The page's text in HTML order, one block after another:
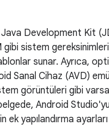
Development Kit
gibi sistem
sunar. Ayrıca,
Sanal Cihaz (AVD)
görüntüleri gibi
Android Studio'yu
yapılandırma